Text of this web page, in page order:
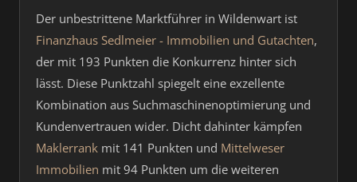
Der unbestrittene Marktführer in Wildenwart ist
Finanzhaus Sedlmeier - Immobilien und Gutachten,
der mit 193 Punkten die Konkurrenz hinter sich
lässt. Diese Punktzahl spiegelt eine exzellente
Kombination aus Suchmaschinenoptimierung und
Kundenvertrauen wider. Dicht dahinter kämpfen
Maklerrank mit 141 Punkten und Mittelweser
Immobilien mit 94 Punkten um die weiteren